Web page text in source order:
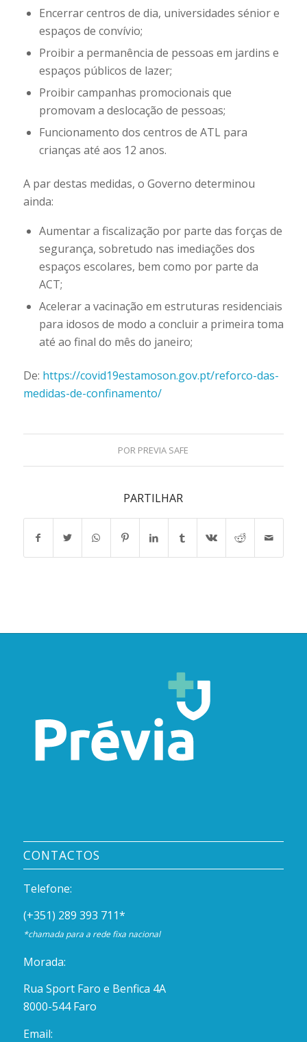
Encerrar centros de dia, universidades sénior e
espaços de convívio;
Proibir a permanência de pessoas em jardins e
espaços públicos de lazer;
Proibir campanhas promocionais que
promovam a deslocação de pessoas;
Funcionamento dos centros de ATL para
crianças até aos 12 anos.
A par destas medidas, o Governo determinou
ainda:
Aumentar a fiscalização por parte das forças de
segurança, sobretudo nas imediações dos
espaços escolares, bem como por parte da
ACT;
Acelerar a vacinação em estruturas residenciais
para idosos de modo a concluir a primeira toma
até ao final do mês do janeiro;
De: https://covid19estamoson.gov.pt/reforco-das-
medidas-de-confinamento/
POR PREVIA SAFE
PARTILHAR
CONTACTOS
Telefone:
(+351) 289 393 711*
*chamada para a rede fixa nacional
Morada:
Rua Sport Faro e Benfica 4A
8000-544 Faro
Email: